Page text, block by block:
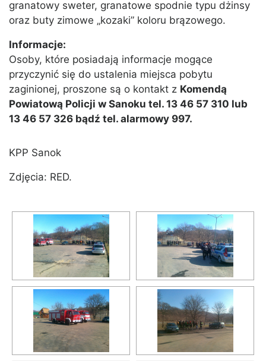
granatowy sweter, granatowe spodnie typu dżinsy
oraz buty zimowe „kozaki” koloru brązowego.
Informacje:
Osoby, które posiadają informacje mogące
przyczynić się do ustalenia miejsca pobytu
zaginionej, proszone są o kontakt z Komendą
Powiatową Policji w Sanoku tel. 13 46 57 310 lub
13 46 57 326 bądź tel. alarmowy 997.
KPP Sanok
Zdjęcia: RED.